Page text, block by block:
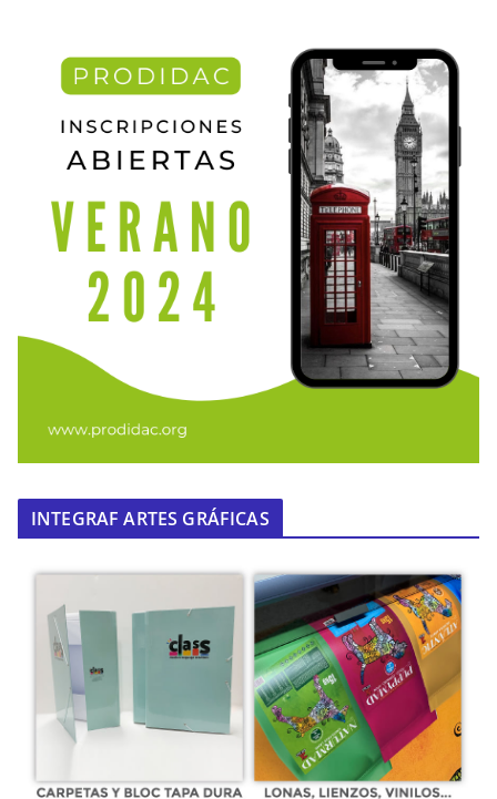
INTEGRAF ARTES GRÁFICAS